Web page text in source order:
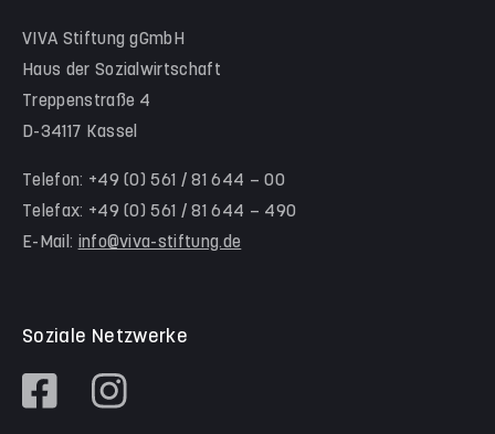
Team Werra-Meißner-Kreis
Waldorfkindergarten Goetheanlage
Familienzentren
Familienzentrum Nordstadt
Familienzentrum Himmelsstürmer
Präventionsangebote an Kitas und Schulen
VIVA Stiftung gGmbH
Haus der Sozialwirtschaft
Treppenstraße 4
D-34117 Kassel
Telefon: +49 (0) 561 / 81 644 – 00
Telefax: +49 (0) 561 / 81 644 – 490
E-Mail: info@viva-stiftung.de
Soziale Netzwerke